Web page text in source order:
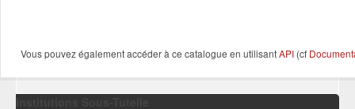
Vous pouvez également accéder à ce catalogue en utilisantAPI (cf